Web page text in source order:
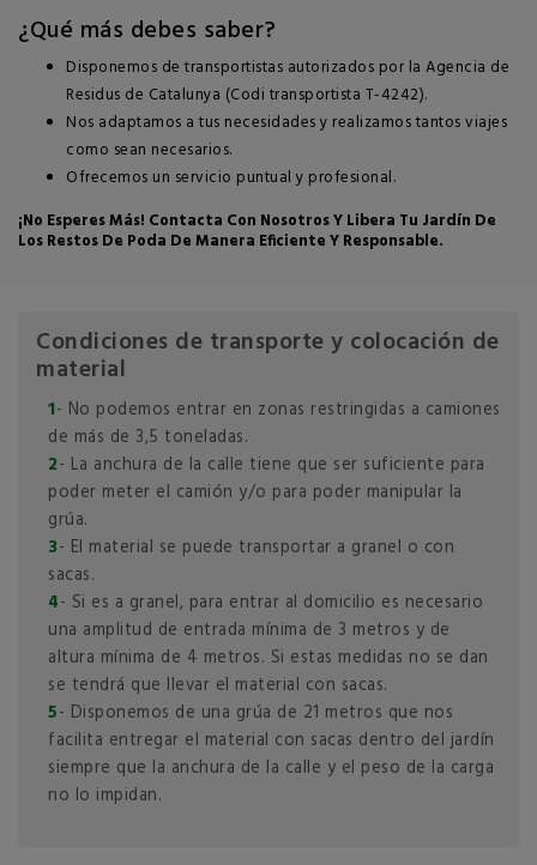
¿Qué más debes saber?
Disponemos de transportistas autorizados por la Agencia de
Residus de Catalunya (Codi transportista T-4242).
Nos adaptamos a tus necesidades y realizamos tantos viajes
como sean necesarios.
Ofrecemos un servicio puntual y profesional.
¡No Esperes Más! Contacta Con Nosotros Y Libera Tu Jardín De
Los Restos De Poda De Manera Eficiente Y Responsable.
Condiciones de transporte y colocación de
material
1- No podemos entrar en zonas restringidas a camiones
de más de 3,5 toneladas.
2- La anchura de la calle tiene que ser suficiente para
poder meter el camión y/o para poder manipular la
grúa.
3- El material se puede transportar a granel o con
sacas.
4- Si es a granel, para entrar al domicilio es necesario
una amplitud de entrada mínima de 3 metros y de
altura mínima de 4 metros. Si estas medidas no se dan
se tendrá que llevar el material con sacas.
5- Disponemos de una grúa de 21 metros que nos
facilita entregar el material con sacas dentro del jardín
siempre que la anchura de la calle y el peso de la carga
no lo impidan.